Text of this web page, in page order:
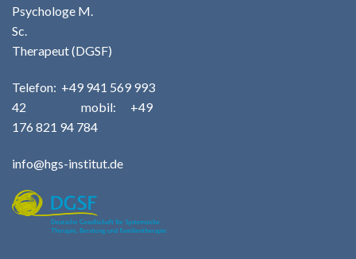
Psychologe M.
Sc.
Therapeut (DGSF)
Telefon: +49 941 569 993
42 mobil: +49
176 821 94 784
info@hgs-institut.de